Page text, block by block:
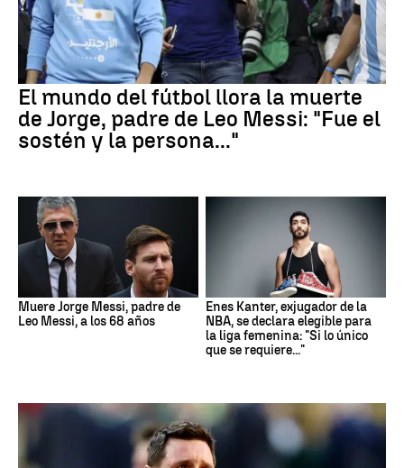
El mundo del fútbol llora la muerte
de Jorge, padre de Leo Messi: "Fue el
sostén y la persona..."
Muere Jorge Messi, padre de
Leo Messi, a los 68 años
Enes Kanter, exjugador de la
NBA, se declara elegible para
la liga femenina: "Si lo único
que se requiere..."